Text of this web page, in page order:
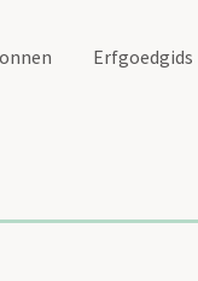
Erfgoedgids